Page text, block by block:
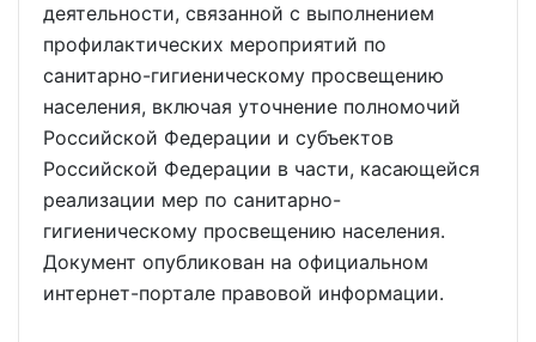
деятельности, связанной с выполнением
профилактических мероприятий по
санитарно-гигиеническому просвещению
населения, включая уточнение полномочий
Российской Федерации и субъектов
Российской Федерации в части, касающейся
реализации мер по санитарно-
гигиеническому просвещению населения.
Документ опубликован на официальном
интернет-портале правовой информации.